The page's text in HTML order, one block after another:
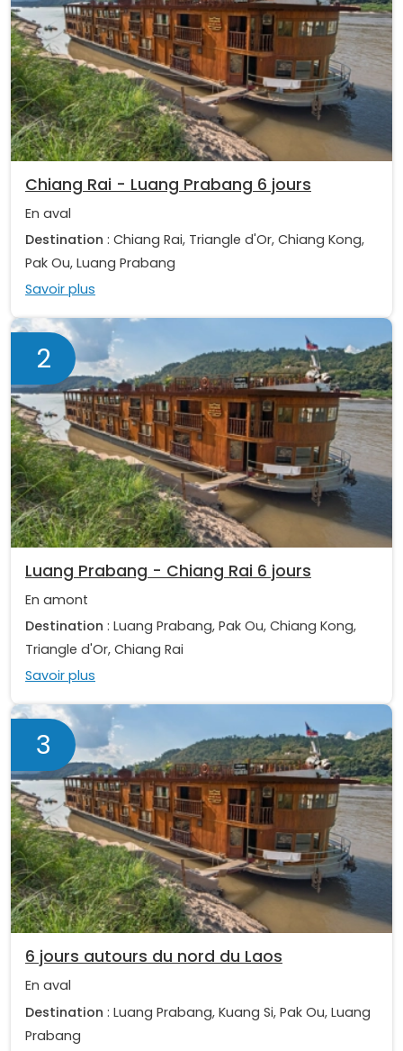
Chiang Rai - Luang Prabang 6 jours
En aval
Destination : Chiang Rai, Triangle d'Or, Chiang Kong,
Pak Ou, Luang Prabang
Savoir plus
2
Luang Prabang - Chiang Rai 6 jours
En amont
Destination : Luang Prabang, Pak Ou, Chiang Kong,
Triangle d'Or, Chiang Rai
Savoir plus
3
6 jours autours du nord du Laos
En aval
Destination : Luang Prabang, Kuang Si, Pak Ou, Luang
Prabang